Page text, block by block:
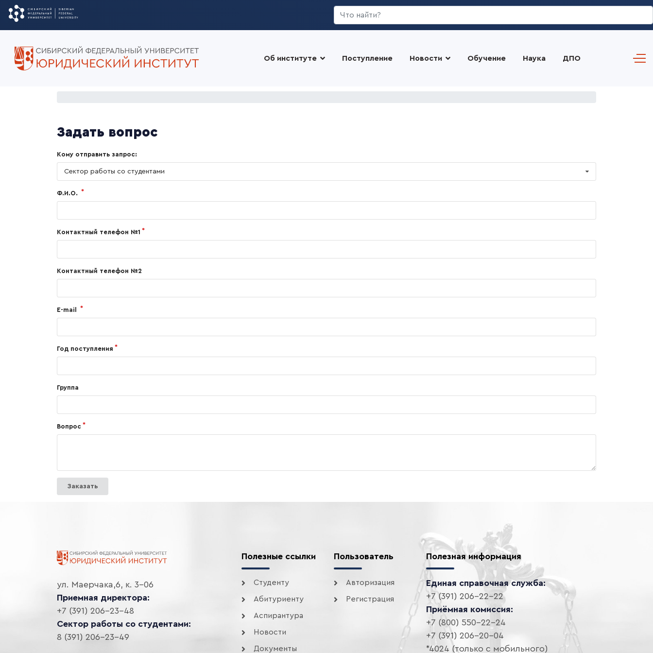
Искать...
Об институте Поступление Новости Обучение Наука ДПО
Задать вопрос
Кому отправить запрос:
Сектор работы со студентами
Ф.И.О.
Контактный телефон №1
Контактный телефон №2
E-mail
Год поступления
Группа
Вопрос
Заказать
ул. Маерчака,6, к. 3-06
Приемная директора:
+7 (391) 206-23-48
Сектор работы со студентами:
8 (391) 206-23-49
Полезные ссылки
Студенту
Абитуриенту
Аспирантура
Новости
Документы
Пользователь
Авторизация
Регистрация
Полезная информация
Единая справочная служба:
+7 (391) 206-22-22
Приёмная комиссия:
+7 (800) 550-22-24
+7 (391) 206-20-04
*4024 (только с мобильного)